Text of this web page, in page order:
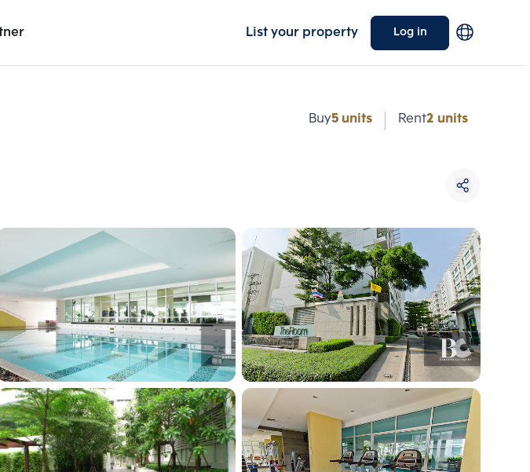
List your property Log in
Buy5 units Rent2 units
Add comparative units
Number 3
Choose comparative unit
Maximum 3 units
Compare
Clear all